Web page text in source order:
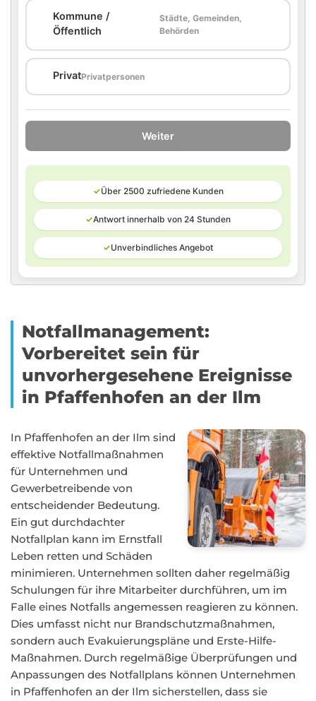
Kommune /
Öffentlich
Städte, Gemeinden,
Behörden
PrivatPrivatpersonen
Weiter
✓Über 2500 zufriedene Kunden
✓Antwort innerhalb von 24 Stunden
✓Unverbindliches Angebot
Notfallmanagement:
Vorbereitet sein für
unvorhergesehene Ereignisse
in Pfaffenhofen an der Ilm
In Pfaffenhofen an der Ilm sind
effektive Notfallmaßnahmen
für Unternehmen und
Gewerbetreibende von
entscheidender Bedeutung.
Ein gut durchdachter
Notfallplan kann im Ernstfall
Leben retten und Schäden
minimieren. Unternehmen sollten daher regelmäßig
Schulungen für ihre Mitarbeiter durchführen, um im
Falle eines Notfalls angemessen reagieren zu können.
Dies umfasst nicht nur Brandschutzmaßnahmen,
sondern auch Evakuierungspläne und Erste-Hilfe-
Maßnahmen. Durch regelmäßige Überprüfungen und
Anpassungen des Notfallplans können Unternehmen
in Pfaffenhofen an der Ilm sicherstellen, dass sie